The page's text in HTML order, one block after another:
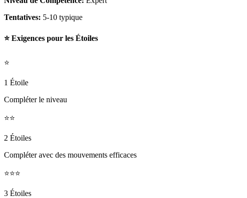
Tentatives: 5-10 typique
⭐ Exigences pour les Étoiles
⭐
1 Étoile
Compléter le niveau
⭐⭐
2 Étoiles
Compléter avec des mouvements efficaces
⭐⭐⭐
3 Étoiles